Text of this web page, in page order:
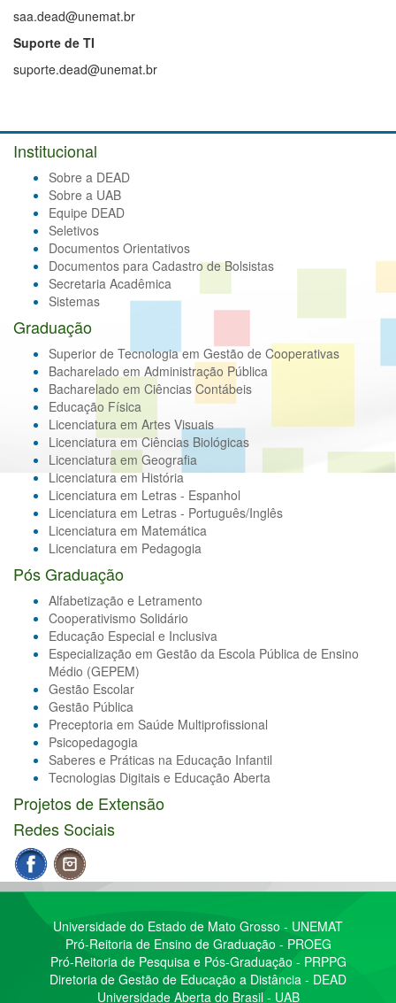
saa.dead@unemat.br
Suporte de TI
suporte.dead@unemat.br
Institucional
Sobre a DEAD
Sobre a UAB
Equipe DEAD
Seletivos
Documentos Orientativos
Documentos para Cadastro de Bolsistas
Secretaria Acadêmica
Sistemas
Graduação
Superior de Tecnologia em Gestão de Cooperativas
Bacharelado em Administração Pública
Bacharelado em Ciências Contábeis
Educação Física
Licenciatura em Artes Visuais
Licenciatura em Ciências Biológicas
Licenciatura em Geografia
Licenciatura em História
Licenciatura em Letras - Espanhol
Licenciatura em Letras - Português/Inglês
Licenciatura em Matemática
Licenciatura em Pedagogia
Pós Graduação
Alfabetização e Letramento
Cooperativismo Solidário
Educação Especial e Inclusiva
Especialização em Gestão da Escola Pública de Ensino
Médio (GEPEM)
Gestão Escolar
Gestão Pública
Preceptoria em Saúde Multiprofissional
Psicopedagogia
Saberes e Práticas na Educação Infantil
Tecnologias Digitais e Educação Aberta
Projetos de Extensão
Redes Sociais
Universidade do Estado de Mato Grosso - UNEMAT
Pró-Reitoria de Ensino de Graduação - PROEG
Pró-Reitoria de Pesquisa e Pós-Graduação - PRPPG
Diretoria de Gestão de Educação a Distância - DEAD
Universidade Aberta do Brasil - UAB